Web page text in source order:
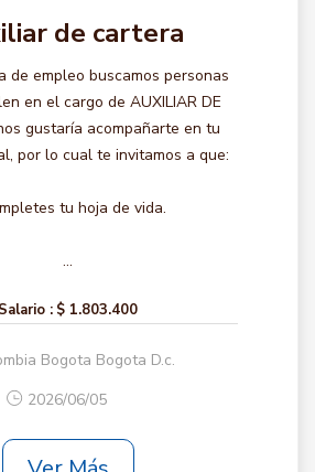
de cartera
de empleo buscamos personas
en el cargo de AUXILIAR DE
gustaría acompañarte en tu
por lo cual te invitamos a que:
tu hoja de vida.
...
Salario : $ 1.803.400
Bogota Bogota D.c.
2026/06/05